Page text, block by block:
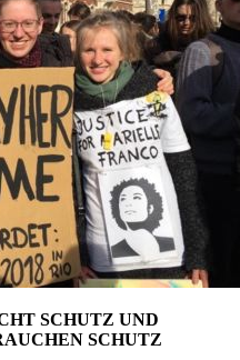
SCHUTZ UND
SCHUTZ